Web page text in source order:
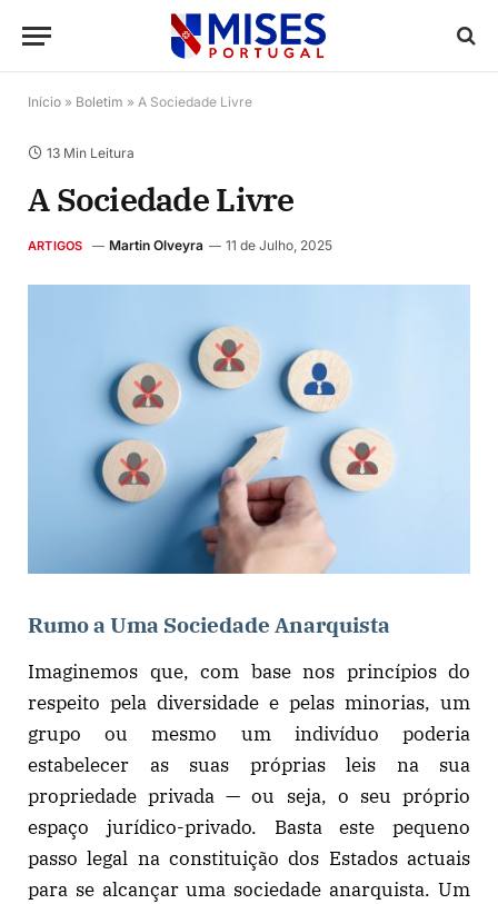
Início » Boletim » A Sociedade Livre
13 Min Leitura
A Sociedade Livre
ARTIGOS Martin Olveyra 11 de Julho, 2025
Rumo a Uma Sociedade Anarquista
Imaginemos que, com base nos princípios do
respeito pela diversidade e pelas minorias, um
grupo ou mesmo um indivíduo poderia
estabelecer as suas próprias leis na sua
propriedade privada — ou seja, o seu próprio
espaço jurídico-privado. Basta este pequeno
passo legal na constituição dos Estados actuais
para se alcançar uma sociedade anarquista. Um